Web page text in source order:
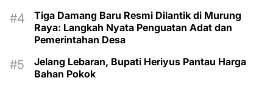
Tiga Damang Baru Resmi Dilantik di Murung
Raya: Langkah Nyata Penguatan Adat dan
Pemerintahan Desa
Jelang Lebaran, Bupati Heriyus Pantau Harga
Bahan Pokok